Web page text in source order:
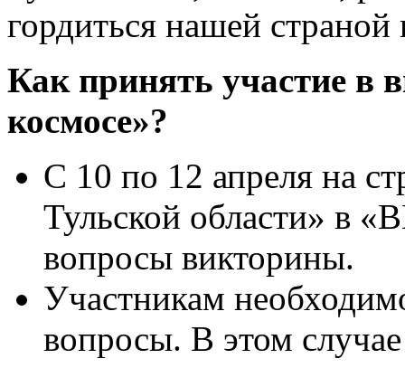
гордиться нашей
Как принять участие в
космосе»?
С 10 по 12 апреля на
Тульской области» в
вопросы викторины.
Участникам
вопросы. В этом